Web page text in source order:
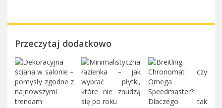
Przeczytaj dodatkowo